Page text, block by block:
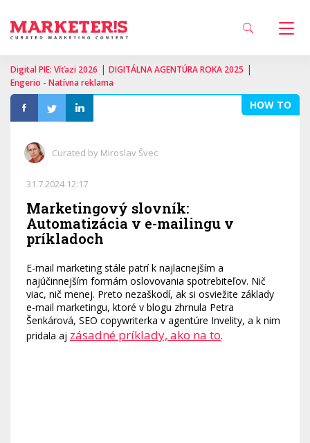
Digital PIE: Víťazi 2026 | DIGITÁLNA AGENTÚRA ROKA 2025 |
Engerio - Natívna reklama
HOW TO
Curated by Miroslav Švec
31.7.2024 12:17
Marketingový slovník:
Automatizácia v e-mailingu v
príkladoch
E-mail marketing stále patrí k najlacnejším a
najúčinnejším formám oslovovania spotrebiteľov. Nič
viac, nič menej. Preto nezaškodí, ak si osviežite základy
e-mail marketingu, ktoré v blogu zhrnula Petra
Šenkárová, SEO copywriterka v agentúre Invelity, a k nim
pridala aj zásadné príklady, ako na to.